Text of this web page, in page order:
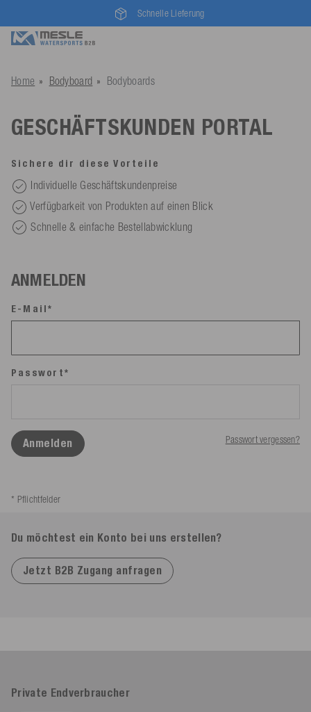
Schnelle Lieferung
Home Bodyboard Bodyboards
GESCHÄFTSKUNDEN PORTAL
Sichere dir diese Vorteile
Individuelle Geschäftskundenpreise
Verfügbarkeit von Produkten auf einen Blick
Schnelle & einfache Bestellabwicklung
ANMELDEN
E-Mail*
Passwort*
Anmelden Passwort vergessen?
* Pflichtfelder
Du möchtest ein Konto bei uns erstellen?
Jetzt B2B Zugang anfragen
Private Endverbraucher